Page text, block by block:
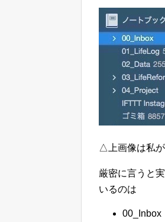
△上画像は私が
厳密に言うと
いるのは
00_Inbox